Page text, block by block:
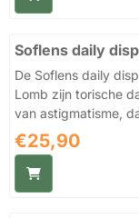
comfortabele oplossing voor
en gehydrateerd
hydrogelmateriaal
Soflens daily
De Soflens daily disposable toric daglenzen van Bausch en
Lomb zijn torische
van astigmatisme,
richtingen dezelfde
middels
draag je liever
corrigeren. Kies je
Prijs: 25,90
€25,90